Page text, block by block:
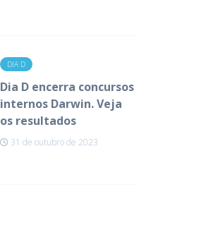
DIA D
Dia D encerra concursos
internos Darwin. Veja
os resultados
31 de outubro de 2023